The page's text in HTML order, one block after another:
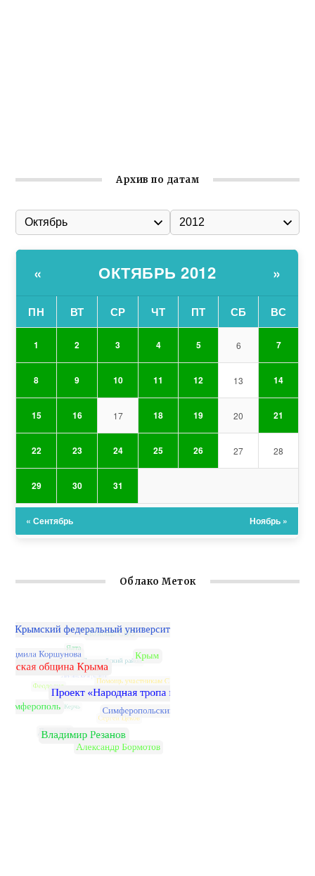
Архив по датам
« ОКТЯБРЬ 2012 »
ПН ВТ СР ЧТ ПТ СБ ВС
1 2 3 4 5 6 7
8 9 10 11 12 13 14
15 16 17 18 19 20 21
22 23 24 25 26 27 28
29 30 31
« Сентябрь Ноябрь »
Облако Меток